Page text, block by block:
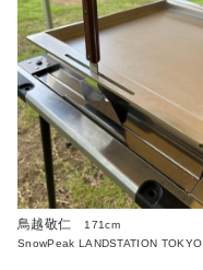
鳥越敬仁
171cm
SnowPeak LANDSTATION TOKYO